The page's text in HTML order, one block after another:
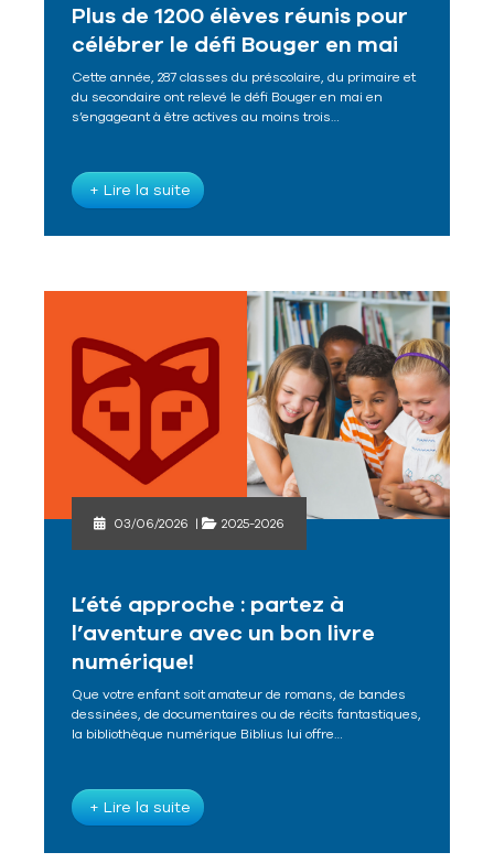
Plus de 1200 élèves réunis pour
célébrer le défi Bouger en mai
Cette année, 287 classes du préscolaire, du primaire et
du secondaire ont relevé le défi Bouger en mai en
s’engageant à être actives au moins trois…
+ Lire la suite
03/06/2026 | 2025-2026
L’été approche : partez à
l’aventure avec un bon livre
numérique!
Que votre enfant soit amateur de romans, de bandes
dessinées, de documentaires ou de récits fantastiques,
la bibliothèque numérique Biblius lui offre…
+ Lire la suite